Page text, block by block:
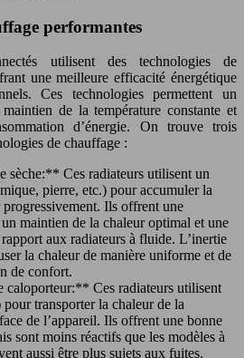
performantes
utilisent des technologies de
une meilleure efficacité énergétique
Ces technologies permettent un
de la température constante et
d’énergie. On trouve trois
de chauffage :
sèche:** Ces radiateurs utilisent un
pierre, etc.) pour accumuler la
Ils offrent une
maintien de la chaleur optimal et une
aux radiateurs à fluide. L’inertie
la chaleur de manière uniforme et de
de confort.
caloporteur:** Ces radiateurs utilisent
transporter la chaleur de la
de l’appareil. Ils offrent une bonne
sont moins réactifs que les modèles à
aussi être plus sujets aux fuites.